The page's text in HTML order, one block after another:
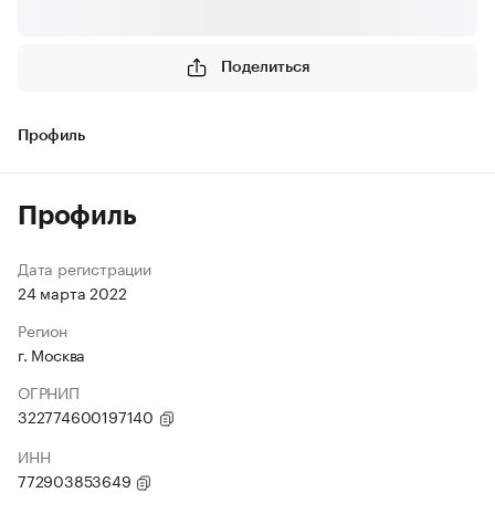
Поделиться
Профиль
Профиль
Дата регистрации
24 марта 2022
Регион
г. Москва
ОГРНИП
322774600197140
ИНН
772903853649